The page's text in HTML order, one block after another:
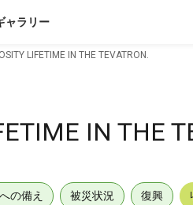
ャラリー
LIFETIME IN THE TEVATRON.
IN THE
の備え 被災状況 復興